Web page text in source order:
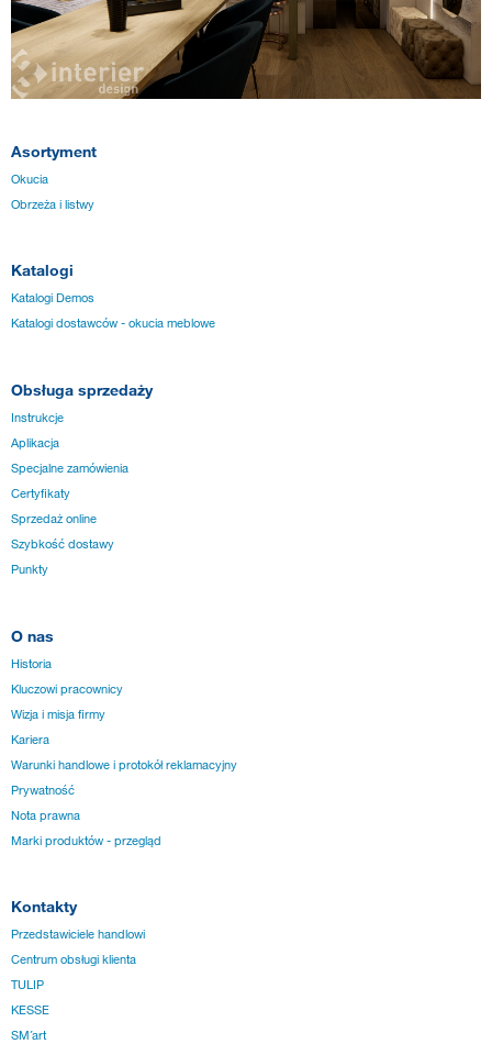
Asortyment
Okucia
Obrzeża i listwy
Katalogi
Katalogi Demos
Katalogi dostawców - okucia meblowe
Obsługa sprzedaży
Instrukcje
Aplikacja
Specjalne zamówienia
Certyfikaty
Sprzedaż online
Szybkość dostawy
Punkty
O nas
Historia
Kluczowi pracownicy
Wizja i misja firmy
Kariera
Warunki handlowe i protokół reklamacyjny
Prywatność
Nota prawna
Marki produktów - przegląd
Kontakty
Przedstawiciele handlowi
Centrum obsługi klienta
TULIP
KESSE
SM´art